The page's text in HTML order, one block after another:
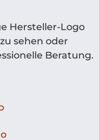
Hersteller-Logo
sehen oder
Beratung.